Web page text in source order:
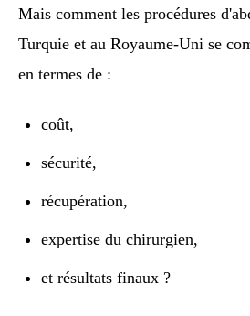
Mais comment les procédures
Turquie et au Royaume-Uni se
en termes de :
coût,
sécurité,
récupération,
expertise du chirurgien,
et résultats finaux ?